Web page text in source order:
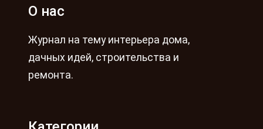
О нас
Журнал на тему интерьера дома,
дачных идей, строительства и
ремонта.